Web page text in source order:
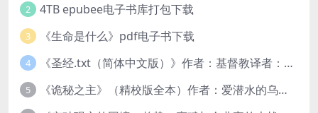
2 4TB epubee电子书库打包下载
3 《生命是什么》pdf电子书下载
4 《圣经.txt（简体中文版）》作者：基督教译者：中国基督教协会
5 《诡秘之主》（精校版全本）作者：爱潜水的乌贼txt